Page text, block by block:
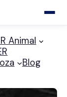
Animal
Blog